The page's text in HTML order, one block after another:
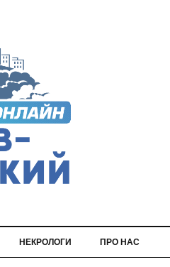
НЕКРОЛОГИ ПРО НАС